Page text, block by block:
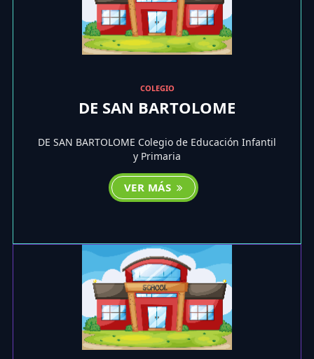
COLEGIO
DE SAN BARTOLOME
DE SAN BARTOLOME Colegio de Educación Infantil
y Primaria
VER MÁS